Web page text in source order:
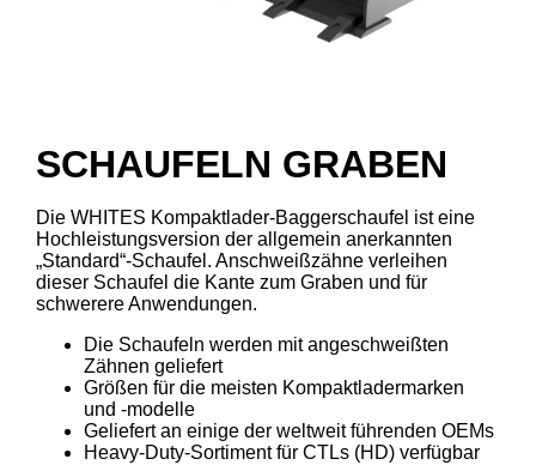
SCHAUFELN GRABEN
Die WHITES Kompaktlader-Baggerschaufel ist eine
Hochleistungsversion der allgemein anerkannten
„Standard“-Schaufel. Anschweißzähne verleihen
dieser Schaufel die Kante zum Graben und für
schwerere Anwendungen.
Die Schaufeln werden mit angeschweißten
Zähnen geliefert
Größen für die meisten Kompaktladermarken
und -modelle
Geliefert an einige der weltweit führenden OEMs
Heavy-Duty-Sortiment für CTLs (HD) verfügbar